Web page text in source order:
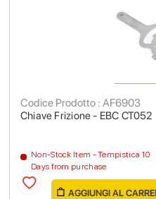
Chiave Frizione - EBC CT052
Codice Prodotto : AF6903
Non-Stock Item - Tempistica 10
Days from purchase
AGGIUNGI AL